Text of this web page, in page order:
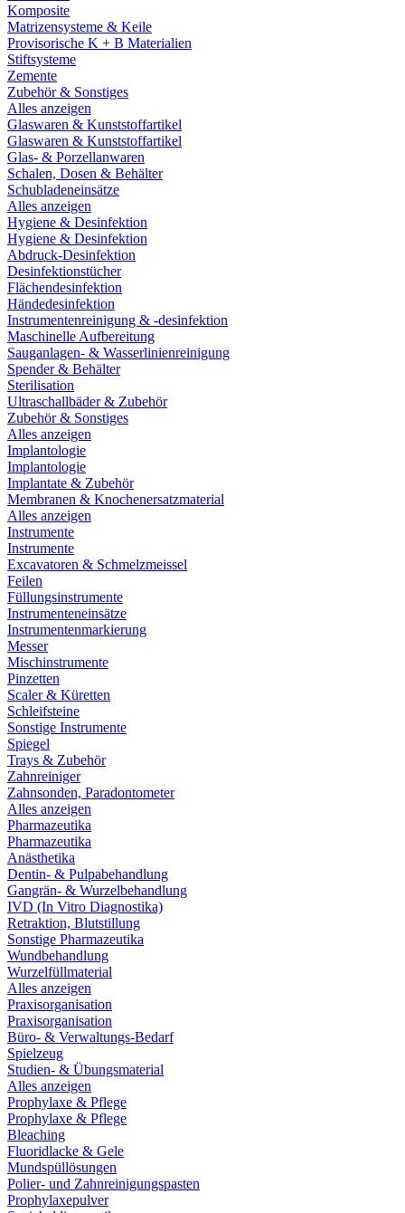
Komposite
Matrizensysteme & Keile
Provisorische K + B Materialien
Stiftsysteme
Zemente
Zubehör & Sonstiges
Alles anzeigen
Glaswaren & Kunststoffartikel
Glaswaren & Kunststoffartikel
Glas- & Porzellanwaren
Schalen, Dosen & Behälter
Schubladeneinsätze
Alles anzeigen
Hygiene & Desinfektion
Hygiene & Desinfektion
Abdruck-Desinfektion
Desinfektionstücher
Flächendesinfektion
Händedesinfektion
Instrumentenreinigung & -desinfektion
Maschinelle Aufbereitung
Sauganlagen- & Wasserlinienreinigung
Spender & Behälter
Sterilisation
Ultraschallbäder & Zubehör
Zubehör & Sonstiges
Alles anzeigen
Implantologie
Implantologie
Implantate & Zubehör
Membranen & Knochenersatzmaterial
Alles anzeigen
Instrumente
Instrumente
Excavatoren & Schmelzmeissel
Feilen
Füllungsinstrumente
Instrumenteneinsätze
Instrumentenmarkierung
Messer
Mischinstrumente
Pinzetten
Scaler & Küretten
Schleifsteine
Sonstige Instrumente
Spiegel
Trays & Zubehör
Zahnreiniger
Zahnsonden, Paradontometer
Alles anzeigen
Pharmazeutika
Pharmazeutika
Anästhetika
Dentin- & Pulpabehandlung
Gangrän- & Wurzelbehandlung
IVD (In Vitro Diagnostika)
Retraktion, Blutstillung
Sonstige Pharmazeutika
Wundbehandlung
Wurzelfüllmaterial
Alles anzeigen
Praxisorganisation
Praxisorganisation
Büro- & Verwaltungs-Bedarf
Spielzeug
Studien- & Übungsmaterial
Alles anzeigen
Prophylaxe & Pflege
Prophylaxe & Pflege
Bleaching
Fluoridlacke & Gele
Mundspüllösungen
Polier- und Zahnreinigungspasten
Prophylaxepulver